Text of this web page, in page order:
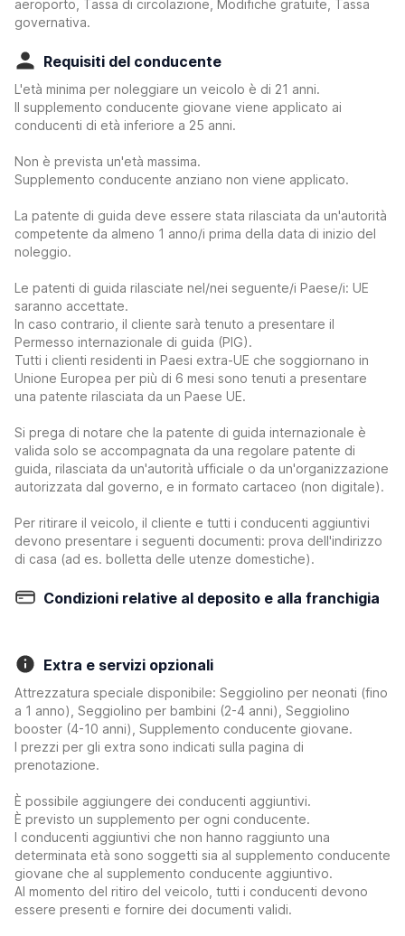
aeroporto, Tassa di circolazione, Modifiche gratuite, Tassa
governativa.
Requisiti del conducente
L'età minima per noleggiare un veicolo è di 21 anni.
Il supplemento conducente giovane viene applicato ai
conducenti di età inferiore a 25 anni.
Non è prevista un'età massima.
Supplemento conducente anziano non viene applicato.
La patente di guida deve essere stata rilasciata da un'autorità
competente da almeno 1 anno/i prima della data di inizio del
noleggio.
Le patenti di guida rilasciate nel/nei seguente/i Paese/i: UE
saranno accettate.
In caso contrario, il cliente sarà tenuto a presentare il
Permesso internazionale di guida (PIG).
Tutti i clienti residenti in Paesi extra-UE che soggiornano in
Unione Europea per più di 6 mesi sono tenuti a presentare
una patente rilasciata da un Paese UE.
Si prega di notare che la patente di guida internazionale è
valida solo se accompagnata da una regolare patente di
guida, rilasciata da un'autorità ufficiale o da un'organizzazione
autorizzata dal governo, e in formato cartaceo (non digitale).
Per ritirare il veicolo, il cliente e tutti i conducenti aggiuntivi
devono presentare i seguenti documenti: prova dell'indirizzo
di casa (ad es. bolletta delle utenze domestiche).
Condizioni relative al deposito e alla franchigia
Extra e servizi opzionali
Attrezzatura speciale disponibile: Seggiolino per neonati (fino
a 1 anno), Seggiolino per bambini (2-4 anni), Seggiolino
booster (4-10 anni), Supplemento conducente giovane.
I prezzi per gli extra sono indicati sulla pagina di
prenotazione.
È possibile aggiungere dei conducenti aggiuntivi.
È previsto un supplemento per ogni conducente.
I conducenti aggiuntivi che non hanno raggiunto una
determinata età sono soggetti sia al supplemento conducente
giovane che al supplemento conducente aggiuntivo.
Al momento del ritiro del veicolo, tutti i conducenti devono
essere presenti e fornire dei documenti validi.